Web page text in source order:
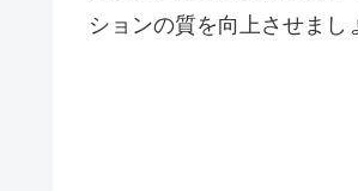
ションの質を向上させまし